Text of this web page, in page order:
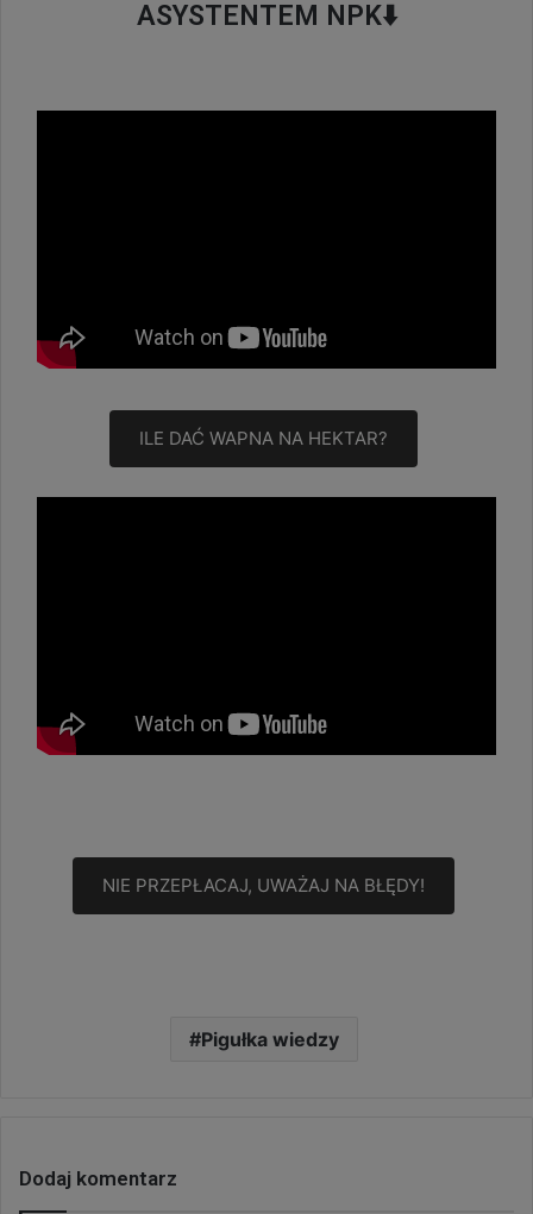
ASYSTENTEM NPK⬇️
ILE DAĆ WAPNA NA HEKTAR?
NIE PRZEPŁACAJ, UWAŻAJ NA BŁĘDY!
Pigułka wiedzy
Dodaj komentarz